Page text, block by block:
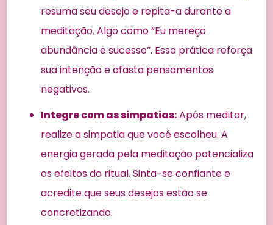
resuma seu desejo e repita-a durante a
meditação. Algo como “Eu mereço
abundância e sucesso”. Essa prática reforça
sua intenção e afasta pensamentos
negativos.
Integre com as simpatias:Após meditar,
realize a simpatia que você escolheu. A
energia gerada pela meditação potencializa
os efeitos do ritual. Sinta-se confiante e
acredite que seus desejos estão se
concretizando.